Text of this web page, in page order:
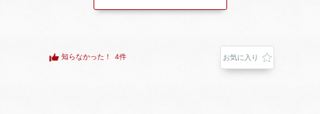
知らなかった！ 4件 お気に入り